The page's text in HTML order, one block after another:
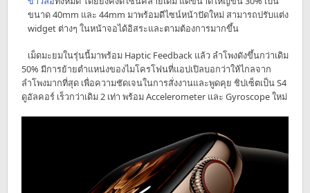
ขนาด 40mm และ 44mm มาพร้อมดีไซน์หน้าปัดใหม่ สามารถปรับแต่ง
widget ต่างๆ ในหน้าจอได้อิสระและตามต้องการมากขึ้น
เม็ดมะยมในรุ่นนี้มาพร้อม Haptic Feedback แล้ว ลำโพงดังขึ้นกว่าเดิม
50% มีการย้ายตำแหน่งของไมโครโฟนที่แอปเปิลบอกว่าให้ไกลจาก
ลำโพงมากที่สุด เพื่อความชัดเจนในการสั่งงานและพูดคุย ชิปเซ็ตเป็น S4
ดูอัลคอร์ เร็วกว่าเดิม 2 เท่า พร้อม Accelerometer และ Gyroscope ใหม่